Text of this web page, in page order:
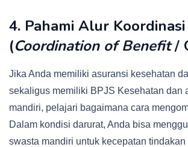
4. Pahami Alur
(Coordination of Benefit/
Jika Anda memiliki asuransi kesehatan
sekaligus memiliki BPJS Kesehatan dan
mandiri, pelajari bagaimana cara
Dalam kondisi darurat, Anda bisa
swasta mandiri untuk kecepatan tindakan